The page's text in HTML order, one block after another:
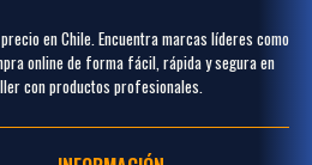
en Chile. Encuentra marcas líderes como
online de forma fácil, rápida y segura en
con productos profesionales.